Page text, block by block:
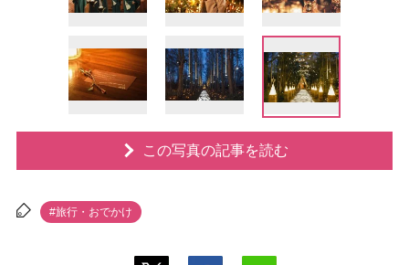
この写真の記事を読む
#旅行・おでかけ